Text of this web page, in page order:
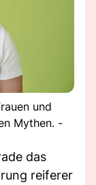
und
Mythen. -
das
reiferer